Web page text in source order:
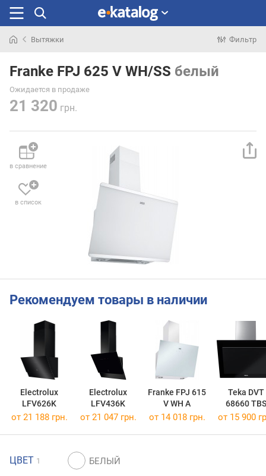
раньше
Вытяжки Фильтр
Franke FPJ 625 V WH/SS белый
Ожидается в продаже
21 320 грн.
в сравнение
в список
Рекомендуем товары в наличии
Electrolux
LFV626K
Electrolux
LFV436K
Franke FPJ 615
V WH A
Teka DVT
68660 TBS
от 21 188 грн. от 21 047 грн. от 14 018 грн. от 15 900
ЦВЕТ 1